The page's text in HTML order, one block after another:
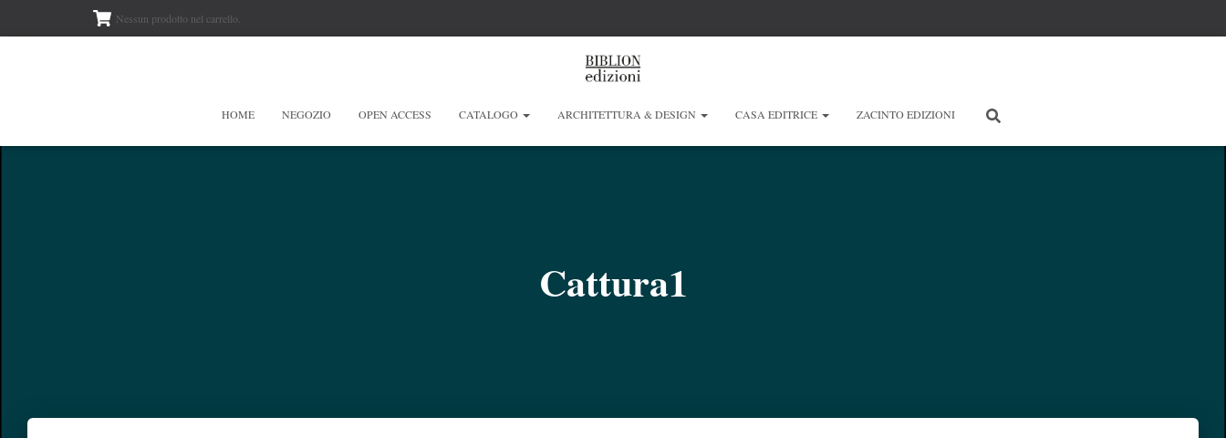
Nessun prodotto nel carrello.
HOME NEGOZIO OPEN ACCESS CATALOGO ARCHITETTURA & DESIGN CASA EDITRICE ZACINTO EDIZIONI
Cattura1